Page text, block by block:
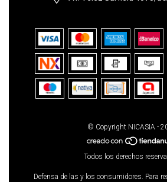
© Copyright NICASIA -
Todos los derechos
Defensa de las y los consumidores. Para